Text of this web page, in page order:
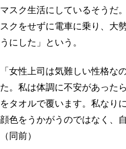
マスク生活にしているそうだ
スクをせずに電車に乗り、大
うにした」という。
「女性上司は気難しい性格な
た。私は体調に不安があった
をタオルで覆います。私なり
顔色をうかがうのではなく、
（同前）